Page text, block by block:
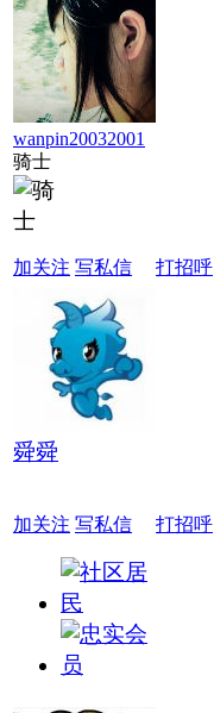
wanpin20032001
骑士
加关注 写私信 打招呼
舜舜
加关注 写私信 打招呼